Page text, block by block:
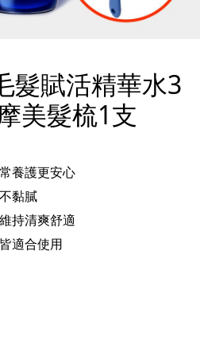
髮賦活精華水3
美髮梳1支
養護更安心
黏膩
持清爽舒適
適合使用